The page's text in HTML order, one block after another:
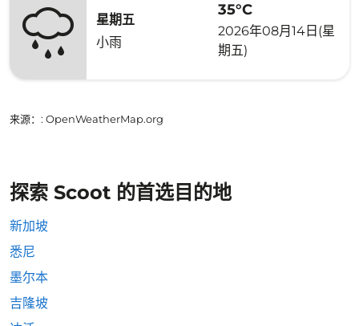
星期五
小雨
35°C
2026年08月14日(星
期五)
来源： : OpenWeatherMap.org
探索 Scoot 的首选目的地
新加坡
悉尼
墨尔本
吉隆坡